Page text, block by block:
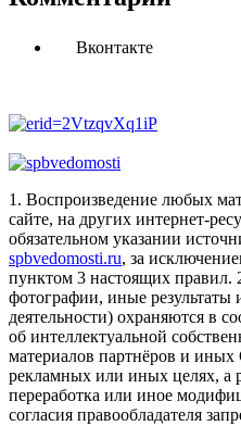
Вконтакте
1. Воспроизведение любых
сайте, на других интернет-
обязательном указании
spbvedomosti.ru, за
пунктом 3 настоящих правил.
фотографии, иные результаты
деятельности) охраняются в
об интеллектуальной
материалов партнёров и
рекламных или иных целях, а
переработка или иное
согласия правообладателя